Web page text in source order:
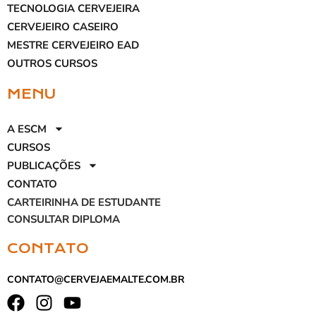
TECNOLOGIA CERVEJEIRA
CERVEJEIRO CASEIRO
MESTRE CERVEJEIRO EAD
OUTROS CURSOS
MENU
A ESCM
CURSOS
PUBLICAÇÕES
CONTATO
CARTEIRINHA DE ESTUDANTE
CONSULTAR DIPLOMA
CONTATO
CONTATO@CERVEJAEMALTE.COM.BR